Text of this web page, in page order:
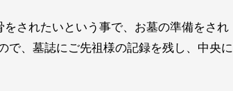
されたいという事で、お墓の準備をされ
で、墓誌にご先祖様の記録を残し、中央に